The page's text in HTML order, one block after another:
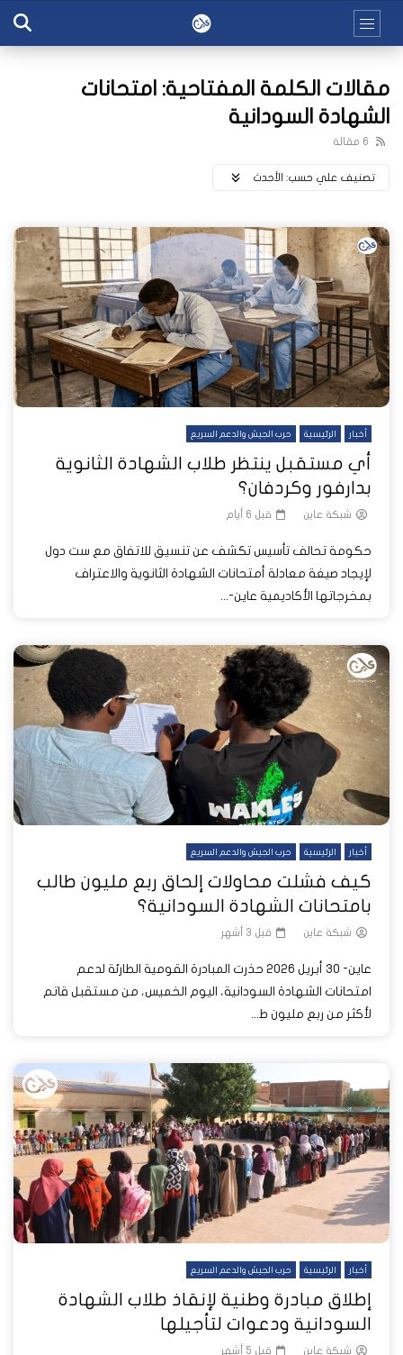
مقالات الكلمة المفتاحية: امتحانات
الشهادة السودانية
6 مقالة
تصنيف علي حسب: اﻷحدث
أخبار الرئيسية حرب الجيش والدعم السريع
أي مستقبل ينتظر طلاب الشهادة الثانوية
بدارفور وكردفان؟
شبكة عاين قبل 6 أيام
حكومة تحالف تأسيس تكشف عن تنسيق للاتفاق مع ست دول
لإيجاد صيغة معادلة أمتحانات الشهادة الثانوية والاعتراف
بمخرجاتها الأكاديمية عاين-...
أخبار الرئيسية حرب الجيش والدعم السريع
كيف فشلت محاولات إلحاق ربع مليون طالب
بامتحانات الشهادة السودانية؟
شبكة عاين قبل 3 أشهر
عاين- 30 أبريل 2026 حذرت المبادرة القومية الطارئة لدعم
امتحانات الشهادة السودانية، اليوم الخميس، من مستقبل قاتم
لأكثر من ربع مليون ط...
أخبار الرئيسية حرب الجيش والدعم السريع
إطلاق مبادرة وطنية لإنقاذ طلاب الشهادة
السودانية ودعوات لتأجيلها
شبكة عاين قبل 5 أشهر